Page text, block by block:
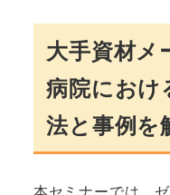
大手資材メ
病院におけ
法と事例を